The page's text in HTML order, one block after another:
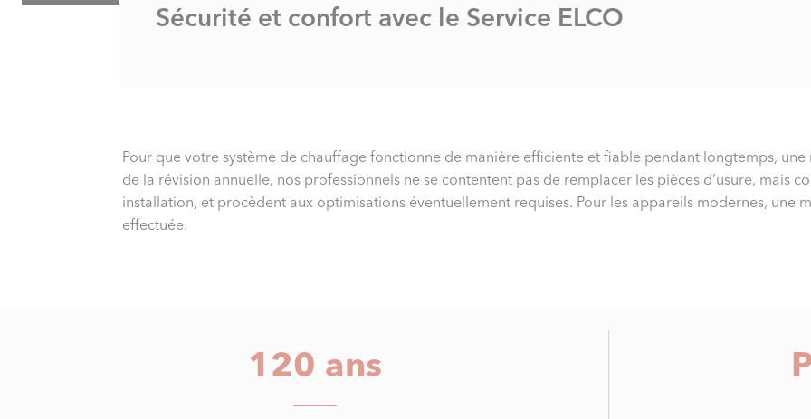
Sécurité et confort avec le Service ELCO
Pour que votre système de chauffage fonctionne de manière efficiente et fiable pendant longtemps,
de la révision annuelle, nos professionnels ne se contentent pas de remplacer les pièces d’usure, mais
installation, et procèdent aux optimisations éventuellement requises. Pour les appareils modernes, une
effectuée.
120 ans